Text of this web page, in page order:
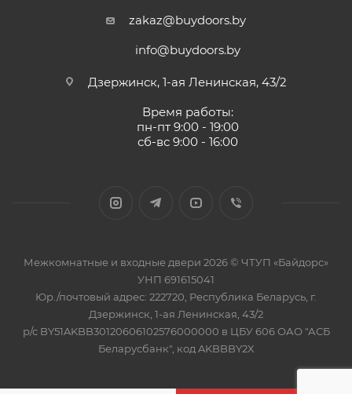
zakaz@buydoors.by
info@buydoors.by
Дзержинск, 1-ая Ленинская, 43/2
Время работы:
пн-пт 9:00 - 19:00
сб-вс 9:00 - 16:00
Межкомнатные и входные двери 2026 © ЧТУП «Байдорс»
УНП 691615041
Юр./почтовый адрес: 222720, Республика Беларусь, г.
Дзержинск, 1-ая Ленинская, 43/2
р/с BY51AKBB30120606102576000000 в ЦБУ 606 ОАО "АСБ
Беларусбанк", код AKBBBY2X